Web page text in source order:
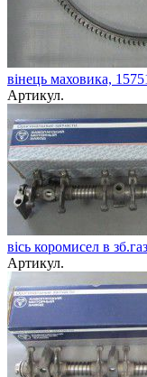
вінець маховика,
Артикул.
вісь коромисел в
Артикул.